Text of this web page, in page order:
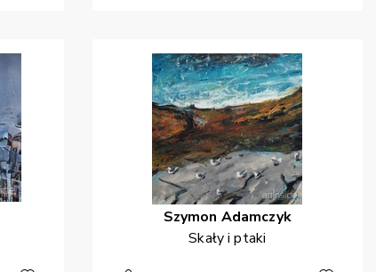
Szymon Adamczyk
Skały i ptaki